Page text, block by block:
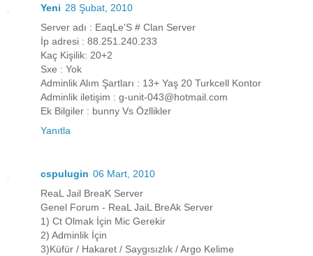
Yeni 28 Şubat, 2010
Server adı : EaqLe'S # Clan Server
İp adresi : 88.251.240.233
Kaç Kişilik: 20+2
Sxe : Yok
Adminlik Alım Şartları : 13+ Yaş 20 Turkcell Kontor
Adminlik iletişim : g-unit-043@hotmail.com
Ek Bilgiler : bunny Vs Özllikler
Yanıtla
cspulugin 06 Mart, 2010
ReaL Jail BreaK Server
Genel Forum - ReaL JaiL BreAk Server
1) Ct Olmak İçin Mic Gerekir
2) Adminlik İçin
3)Küfür / Hakaret / Saygısızlık / Argo Kelime